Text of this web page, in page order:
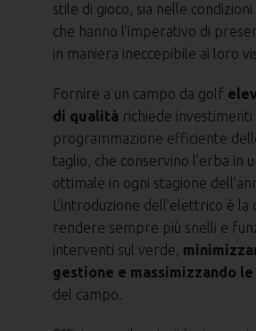
stile di gioco, sia nelle
che hanno l’imperativo di
in maniera ineccepibile ai loro
Fornire a un campo da golf
di qualità richiede
programmazione efficiente
taglio, che conservino l’erba in
ottimale in ogni stagione
L’introduzione dell’elettrico è la
rendere sempre più snelli e
interventi sul verde,
gestione e massimizzando
del campo.